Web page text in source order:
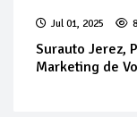
Jul 01, 2025
Surauto Jerez,
Marketing de